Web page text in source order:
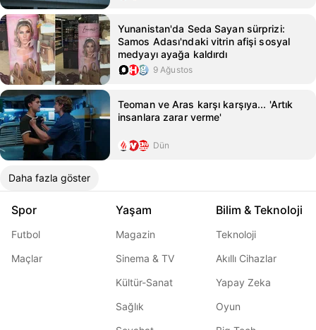
Yunanistan'da Seda Sayan sürprizi:
Samos Adası'ndaki vitrin afişi sosyal
medyayı ayağa kaldırdı
9 Ağustos
Teoman ve Aras karşı karşıya... 'Artık
insanlara zarar verme'
Dün
Daha fazla göster
Spor
Futbol
Maçlar
Yaşam
Magazin
Sinema & TV
Kültür-Sanat
Sağlık
Bilim & Teknoloji
Teknoloji
Akıllı Cihazlar
Yapay Zeka
Oyun